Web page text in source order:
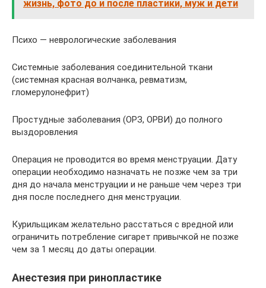
жизнь, фото до и после пластики, муж и дети
Психо — неврологические заболевания
Системные заболевания соединительной ткани
(системная красная волчанка, ревматизм,
гломерулонефрит)
Простудные заболевания (ОРЗ, ОРВИ) до полного
выздоровления
Операция не проводится во время менструации. Дату
операции необходимо назначать не позже чем за три
дня до начала менструации и не раньше чем через три
дня после последнего дня менструации.
Курильщикам желательно расстаться с вредной или
ограничить потребление сигарет привычкой не позже
чем за 1 месяц до даты операции.
Анестезия при ринопластике